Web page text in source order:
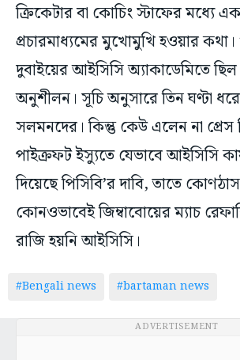
ক্রিকেটার বা কোচিং স্টাফের মধ্যে
প্রচারমাধ্যমের মুখোমুখি হওয়ার
দুবাইয়ের আইসিসি অ্যাকাডেমিতে
অনুশীলন। সূচি অনুসারে তিন ঘণ্টা
সলমনদের। কিন্তু কেউ এলেন না
পাইক্রফট ইস্যুতে যেভাবে আইসিসি
দিয়েছে পিসিবি’র দাবি, তাতে
কোনওভাবেই জিম্বাবোয়ের ম্যাচ
রাজি হয়নি আইসিসি।
#Bengali news #bartaman news
ADVERTISEMENT